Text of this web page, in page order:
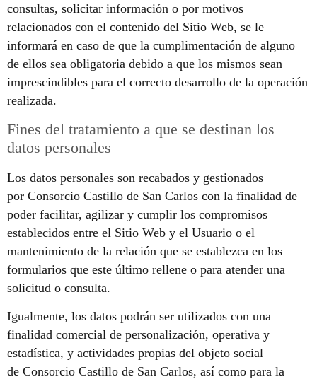
consultas, solicitar información o por motivos
relacionados con el contenido del Sitio Web, se le
informará en caso de que la cumplimentación de alguno
de ellos sea obligatoria debido a que los mismos sean
imprescindibles para el correcto desarrollo de la operación
realizada.
Fines del tratamiento a que se destinan los
datos personales
Los datos personales son recabados y gestionados
por Consorcio Castillo de San Carlos con la finalidad de
poder facilitar, agilizar y cumplir los compromisos
establecidos entre el Sitio Web y el Usuario o el
mantenimiento de la relación que se establezca en los
formularios que este último rellene o para atender una
solicitud o consulta.
Igualmente, los datos podrán ser utilizados con una
finalidad comercial de personalización, operativa y
estadística, y actividades propias del objeto social
de Consorcio Castillo de San Carlos, así como para la